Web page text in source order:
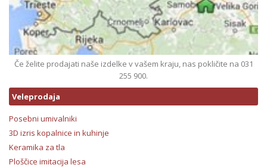
Če želite prodajati naše izdelke v vašem kraju, nas pokličite na 031
255 900.
Veleprodaja
Posebni umivalniki
3D izris kopalnice in kuhinje
Keramika za tla
Ploščice imitacija lesa